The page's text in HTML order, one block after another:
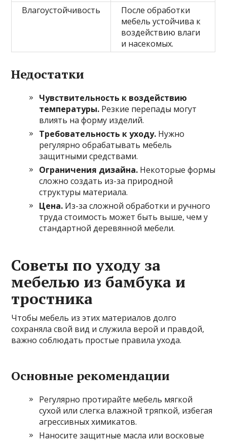
Влагоустойчивость
После обработки
мебель устойчива к
воздействию влаги
и насекомых.
Недостатки
Чувствительность к воздействию
температуры. Резкие перепады могут
влиять на форму изделий.
Требовательность к уходу. Нужно
регулярно обрабатывать мебель
защитными средствами.
Ограничения дизайна. Некоторые формы
сложно создать из-за природной
структуры материала.
Цена. Из-за сложной обработки и ручного
труда стоимость может быть выше, чем у
стандартной деревянной мебели.
Советы по уходу за
мебелью из бамбука и
тростника
Чтобы мебель из этих материалов долго
сохраняла свой вид и служила верой и правдой,
важно соблюдать простые правила ухода.
Основные рекомендации
Регулярно протирайте мебель мягкой
сухой или слегка влажной тряпкой, избегая
агрессивных химикатов.
Наносите защитные масла или восковые